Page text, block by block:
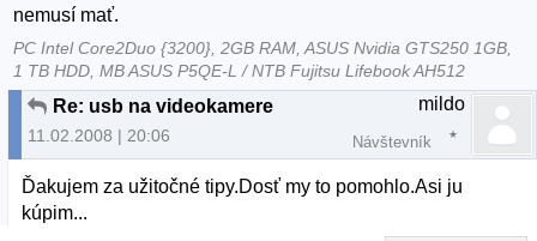
nemusí mať.
PC Intel Core2Duo {3200}, 2GB RAM, ASUS Nvidia GTS250 1GB,
1 TB HDD, MB ASUS P5QE-L / NTB Fujitsu Lifebook AH512
Re: usb na videokamere
11.02.2008 | 20:06
mildo
Návštevník
Ďakujem za užitočné tipy.Dosť my to pomohlo.Asi ju
kúpim...